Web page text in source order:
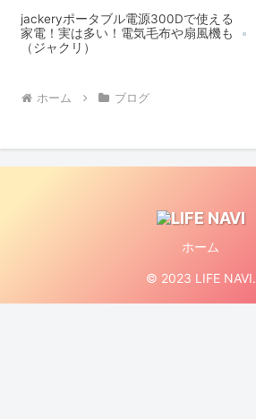
jackeryポータブル電源300Dで使える
家電！実は多い！電気毛布や扇風機も
（ジャクリ）
ホーム ブログ
ホーム
© 2023 LIFE NAVI.